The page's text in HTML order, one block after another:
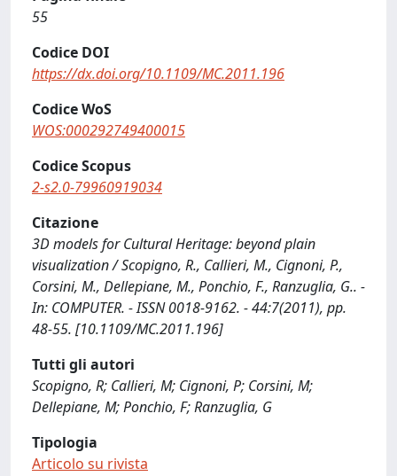
55
Codice DOI
https://dx.doi.org/10.1109/MC.2011.196
Codice WoS
WOS:000292749400015
Codice Scopus
2-s2.0-79960919034
Citazione
3D models for Cultural Heritage: beyond plain
visualization / Scopigno, R., Callieri, M., Cignoni, P.,
Corsini, M., Dellepiane, M., Ponchio, F., Ranzuglia, G.. -
In: COMPUTER. - ISSN 0018-9162. - 44:7(2011), pp.
48-55. [10.1109/MC.2011.196]
Tutti gli autori
Scopigno, R; Callieri, M; Cignoni, P; Corsini, M;
Dellepiane, M; Ponchio, F; Ranzuglia, G
Tipologia
Articolo su rivista